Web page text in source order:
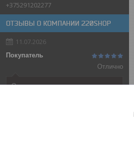
+375291202277
ОТЗЫВЫ О КОМПАНИИ 220SHOP
11.07.2026
Покупатель
Отлично
Оригинальные товары автоматов